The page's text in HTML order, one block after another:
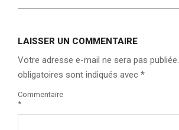
LAISSER UN COMMENTAIRE
Votre adresse e-mail ne sera pas publiée.
obligatoires sont indiqués avec *
Commentaire
*